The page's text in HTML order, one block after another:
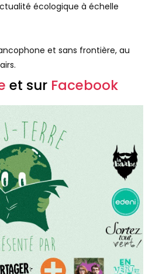
écologique à échelle
et sans frontière, au
et sur Facebook